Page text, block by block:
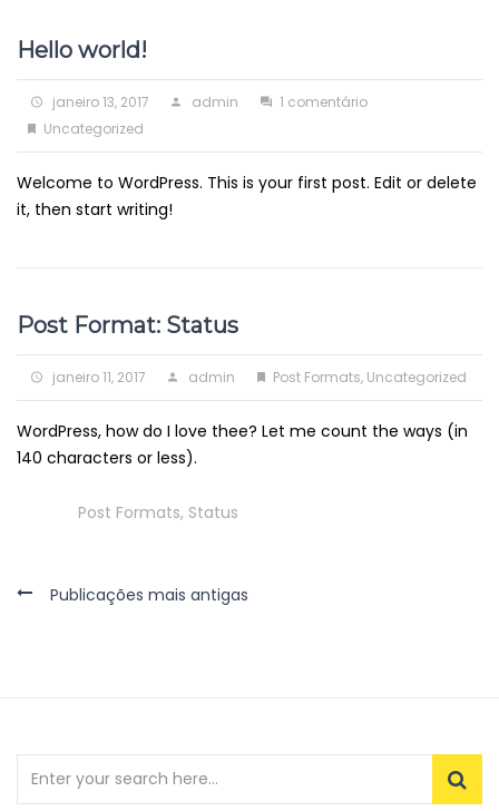
Hello world!
Posted
on
janeiro 13, 2017 Author
admin 1 comentárioem
world!
Categories
Uncategorized
Welcome to WordPress. This is your first post. Edit or delete
it, then start writing!
Post Format: Status
Posted
on
janeiro 11, 2017 Author
admin Categories
Post Formats, Uncategorized
WordPress, how do I love thee? Let me count the ways (in
140 characters or less).
Post Formats, Status
Navegação
Publicações mais antigas